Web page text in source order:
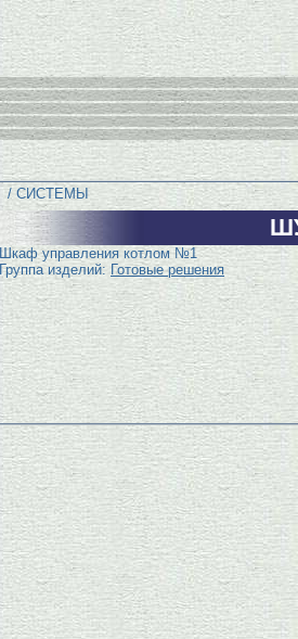
/ СИСТЕМЫ
Шкаф управления котлом №1
Группа изделий: Готовые решения